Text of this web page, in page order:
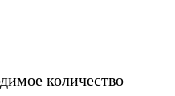
количество